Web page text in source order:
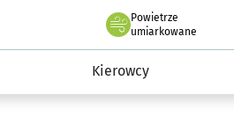
Powietrze
we Wrocławiu
umiarkowane
Kierowcy